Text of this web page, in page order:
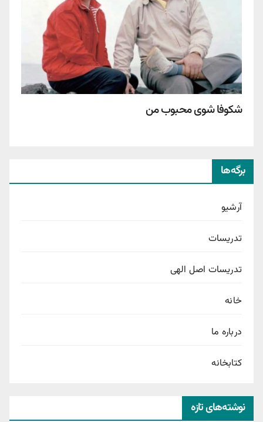
شکوفا شوی محبوب من
برگه‌ها
آرشیو
تدریسات
تدریسات اصل الهی
خانه
درباره ما
کتابخانه
نوشته‌های تازه